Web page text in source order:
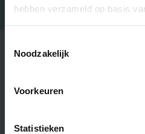
hebben verzameld op basis
Noodzakelijk
Voorkeuren
Statistieken
Stad
Venlo ›
Roermond ›